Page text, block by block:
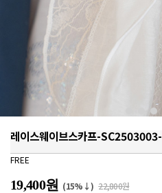
레이스웨이브스카프-SC2503003-
FREE
19,400원 (15%↓) 22,800원